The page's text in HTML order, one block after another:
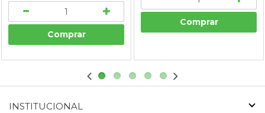
Comprar
Comprar
INSTITUCIONAL